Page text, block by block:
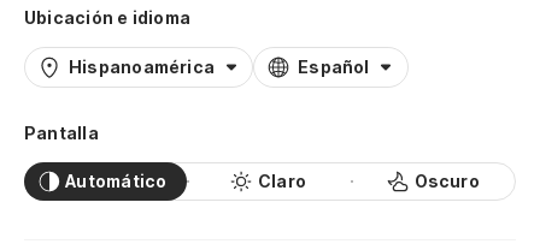
Ubicación e idioma
Hispanoamérica Español
Pantalla
Automático Claro Oscuro